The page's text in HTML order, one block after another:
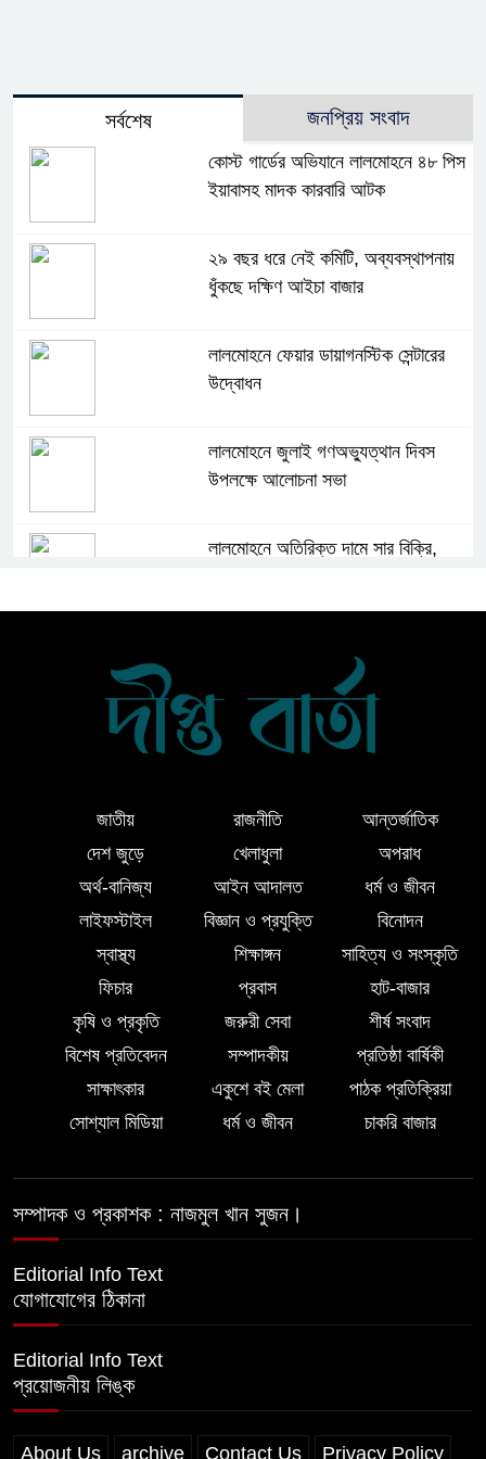
সর্বশেষ জনপ্রিয় সংবাদ
কোস্ট গার্ডের অভিযানে লালমোহনে ৪৮ পিস
ইয়াবাসহ মাদক কারবারি আটক
২৯ বছর ধরে নেই কমিটি, অব্যবস্থাপনায়
ধুঁকছে দক্ষিণ আইচা বাজার
লালমোহনে ফেয়ার ডায়াগনস্টিক সেন্টারের
উদ্বোধন
লালমোহনে জুলাই গণঅভ্যুত্থান দিবস
উপলক্ষে আলোচনা সভা
লালমোহনে অতিরিক্ত দামে সার বিক্রি,
মিয়া উন্নত চিকিৎসার জন্য চীনে গেলেন
দক্ষিণ আইচায় কর্মজীবনের অবসানে সম্মাননা
লালমোহনে শহীদ নূরে আলমের ৪র্থ
মৃত্যুবার্ষিকী পালন, মোমবাতি প্রজ্জ্বলন ও
নীরবতা
ইন্দোনেশিয়ার বিশ্ববিদ্যালয়ে ফুল ফান্ডেড
স্কলারশিপ অর্জন করলেন লালমোহনের
সন্তান ফাহিম
দক্ষিন আইচায় ‎বিভিন্ন পরিচয়ে বাড়িতে ঢুকে
প্রতারণার অভিযোগ, সতর্ক থাকার আহ্বান
পুলিশের
জাতীয় রাজনীতি
আন্তর্জাতিক
দেশ জুড়ে
খেলাধুলা
অপরাধ
অর্থ-বানিজ্য
আইন আদালত
ধর্ম ও জীবন
লাইফস্টাইল
বিজ্ঞান ও প্রযুক্তি
বিনোদন
স্বাস্থ্য
শিক্ষাঙ্গন
সাহিত্য ও সংস্কৃতি
ফিচার
প্রবাস
হাট-বাজার
কৃষি ও প্রকৃতি
জরুরী সেবা
শীর্ষ সংবাদ
বিশেষ প্রতিবেদন
সম্পাদকীয়
প্রতিষ্ঠা বার্ষিকী
সাক্ষাৎকার
একুশে বই মেলা
পাঠক প্রতিক্রিয়া
সোশ্যাল মিডিয়া
ধর্ম ও জীবন চাকরি বাজার
সম্পাদক ও প্রকাশক : নাজমুল খান সুজন।
Editorial Info Text
যোগাযোগের ঠিকানা
Editorial Info Text
প্রয়োজনীয় লিঙ্ক
About Us archive Contact Us Privacy Policy